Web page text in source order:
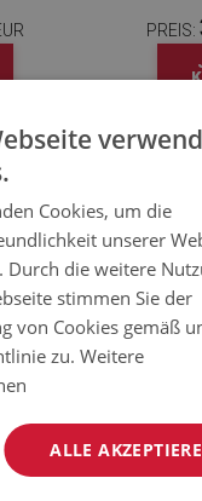
PREIS:
Cookies, um die
unserer
Durch die weitere
stimmen Sie der
von Cookies gemäß
zu.Weitere
ALLE